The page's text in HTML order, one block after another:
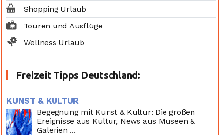
Shopping Urlaub
Touren und Ausflüge
Wellness Urlaub
Freizeit Tipps Deutschland:
KUNST & KULTUR
Begegnung mit Kunst & Kultur: Die großen
Ereignisse aus Kultur, News aus Museen &
Galerien ...